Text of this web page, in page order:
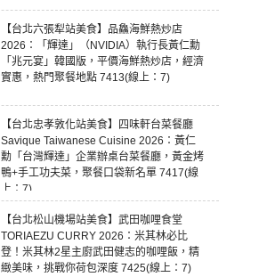
【台北六張犁站美食】品鱻海鮮熱炒店
2026：「輝達」（NVIDIA）執行長黃仁勳
「兆元宴」韓國版，平價海鮮熱炒店，經濟
實惠，熱門聚餐地點 7413(線上：7)
【台北忠孝敦化站美食】四味軒台菜餐廳
Savique Taiwanese Cuisine 2026：黃仁
勳「台灣輝達」企業辦桌台菜餐廳，黃金烤
鴨+手工功夫菜，聚餐口袋新名單 7417(線
上：7)
【台北松山機場站美食】武田咖哩食堂
TORIAEZU CURRY 2026：米其林必比
登！米其林2星主廚武田健志的咖哩飯，精
緻美味，挑戰你荷包深度 7425(線上：7)